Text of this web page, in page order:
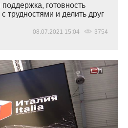
готовность
трудностями и делить друг
08.07.2021 15:04 3754